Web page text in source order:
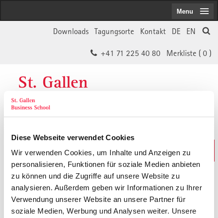
Diese Webseite verwendet Cookies
Wir verwenden Cookies, um Inhalte und Anzeigen zu
personalisieren, Funktionen für soziale Medien anbieten
zu können und die Zugriffe auf unsere Website zu
analysieren. Außerdem geben wir Informationen zu Ihrer
Verwendung unserer Website an unsere Partner für
soziale Medien, Werbung und Analysen weiter. Unsere
EN
DE
Kontakt
Tagungsorte
Downloads
Merkliste ( 0 )
+41 71 225 40 80
St. Gallen
Business School
Weiterbildungs-Suche
In 30 Sekunden das Passende finden
Menu
Der von Ihnen gesuchte Inhalt ist